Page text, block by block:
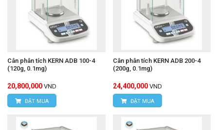
Cân phân tích KERN ADB 100-4
(120g, 0.1mg)
20,800,000 VND
ĐẶT MUA
Cân phân tích KERN ADB 200-4
(200g, 0.1mg)
24,400,000 VND
ĐẶT MUA